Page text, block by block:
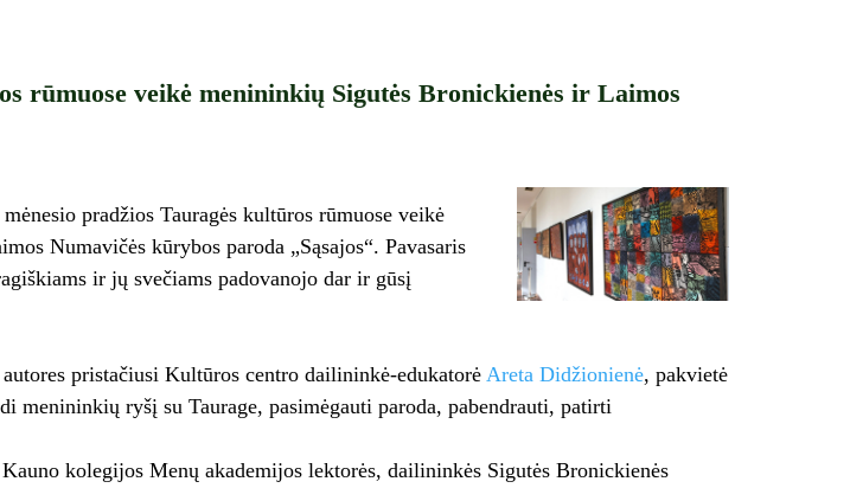
rūmuose veikė menininkių Sigutės Bronickienės ir Laimos
pradžios Tauragės kultūros rūmuose veikė
Numavičės kūrybos paroda „Sąsajos“. Pavasaris
ir jų svečiams padovanojo dar ir gūsį
pristačiusi Kultūros centro dailininkė-edukatorė Areta Didžionienė, pakvietė
menininkių ryšį su Taurage, pasimėgauti paroda, pabendrauti, patirti
kolegijos Menų akademijos lektorės, dailininkės Sigutės Bronickienės